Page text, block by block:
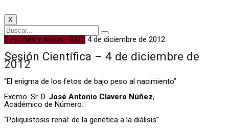
X
Sesiones y Actos · 2012 4 de diciembre de 2012
Sesión Científica – 4 de diciembre de
2012
“El enigma de los fetos de bajo peso al nacimiento”
Excmo. Sr. D. José Antonio Clavero Núñez,
Académico de Número.
“Poliquistosis renal: de la genética a la diálisis”